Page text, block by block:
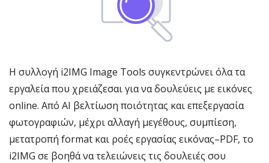
Η συλλογή i2IMG Image Tools συγκεντρώνει όλα τα
εργαλεία που χρειάζεσαι για να δουλεύεις με εικόνες
online. Από AI βελτίωση ποιότητας και επεξεργασία
φωτογραφιών, μέχρι αλλαγή μεγέθους, συμπίεση,
μετατροπή format και ροές εργασίας εικόνας–PDF, το
i2IMG σε βοηθά να τελειώνεις τις δουλειές σου